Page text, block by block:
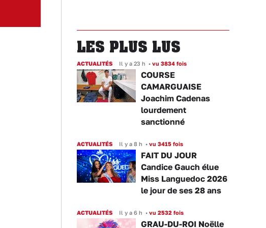
LES PLUS LUS
ACTUALITÉS Il y a 23 h • vu 3834 fois
COURSE
CAMARGUAISE
Joachim Cadenas
lourdement
sanctionné
ACTUALITÉS Il y a 8 h • vu 3415 fois
FAIT DU JOUR
Candice Gauch élue
Miss Languedoc 2026
le jour de ses 28 ans
ACTUALITÉS Il y a 6 h • vu 2532 fois
GRAU-DU-ROI Noëlle